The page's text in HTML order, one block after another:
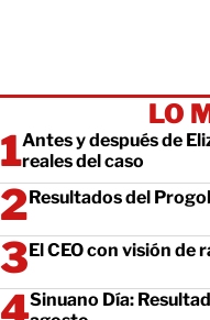
LO
Antes y después de
reales del caso
Resultados del
El CEO con visión de
Sinuano Día: